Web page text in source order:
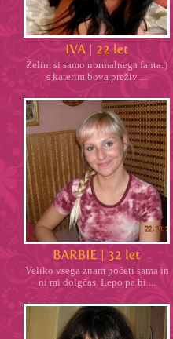
Želim si samo normalnega fanta:)
s katerim bova preživ ...
Veliko vsega znam početi sama in
ni mi dolgčas. Lepo pa bi ...